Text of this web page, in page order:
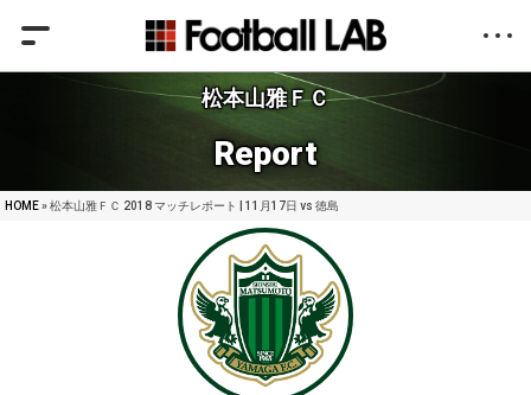
松本山雅ＦＣ
Report
HOME» 松本山雅ＦＣ 2018 マッチレポート | 11月17日 vs 徳島